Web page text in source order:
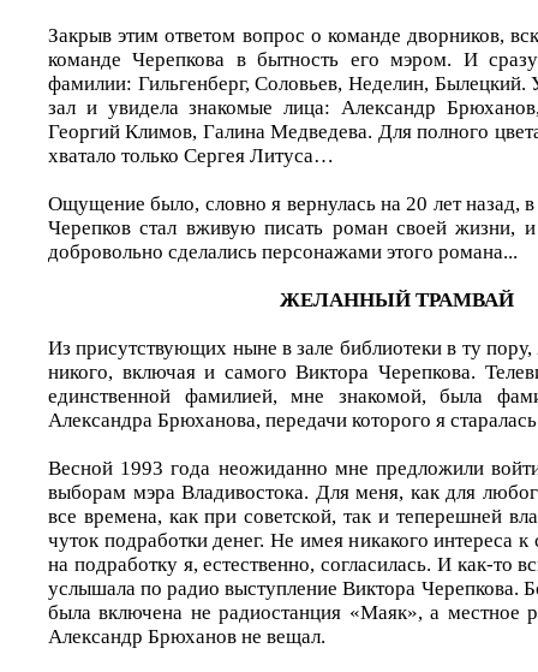
Закрыв этим ответом вопрос о команде дворников,
команде Черепкова в бытность его мэром. И
фамилии: Гильгенберг, Соловьев, Неделин, Былецкий.
зал и увидела знакомые лица: Александр
Георгий Климов, Галина Медведева. Для полного
хватало только Сергея Литуса…
Ощущение было, словно я вернулась на 20 лет назад,
Черепков стал вживую писать роман своей жизни,
добровольно сделались персонажами этого романа...
ЖЕЛАННЫЙ ТРАМВАЙ
Из присутствующих ныне в зале библиотеки в ту пору,
никого, включая и самого Виктора Черепкова.
единственной фамилией, мне знакомой, была
Александра Брюханова, передачи которого я
Весной 1993 года неожиданно мне предложили
выборам мэра Владивостока. Для меня, как для
все времена, как при советской, так и теперешней
чуток подработки денег. Не имея никакого интереса
на подработку я, естественно, согласилась. И как-то
услышала по радио выступление Виктора Черепкова.
была включена не радиостанция «Маяк», а местное
Александр Брюханов не вещал.